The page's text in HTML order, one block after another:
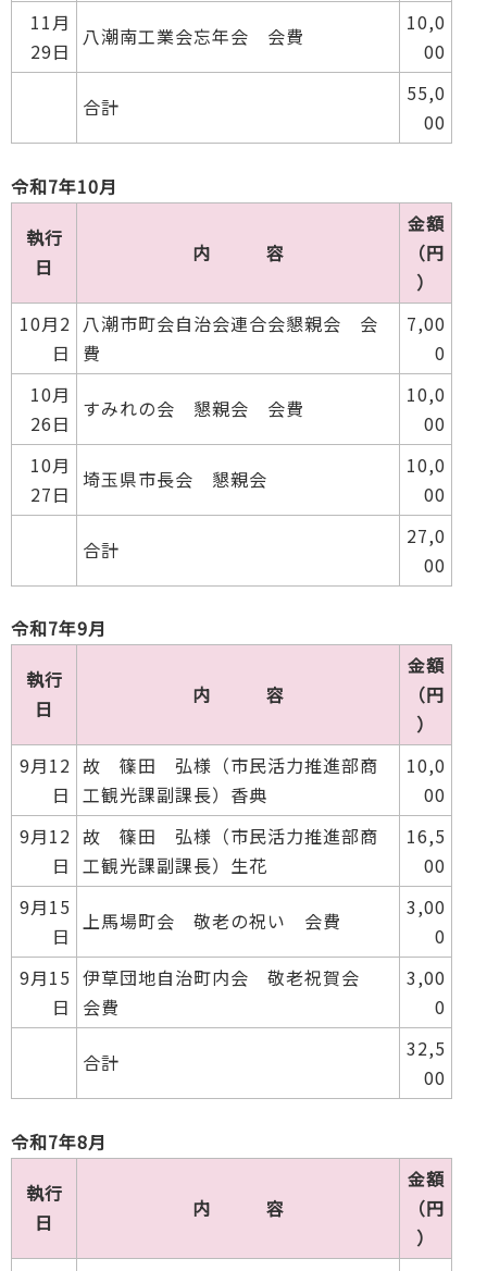
11月
29日
八潮南工業会忘年会 会費
10,0
00
合計
55,0
00
令和7年10月
執行
日
内 容
金額
（円
）
10月2
日
八潮市町会自治会連合会懇親会 会
費
7,00
0
10月
26日
すみれの会 懇親会 会費
10,0
00
10月
27日
埼玉県市長会 懇親会
10,0
00
合計
27,0
00
令和7年9月
執行
日
内 容
金額
（円
）
9月12
日
故 篠田 弘様（市民活力推進部商
工観光課副課長）香典
10,0
00
9月12
日
故 篠田 弘様（市民活力推進部商
工観光課副課長）生花
16,5
00
9月15
日
上馬場町会 敬老の祝い 会費
3,00
0
9月15
日
伊草団地自治町内会 敬老祝賀会
会費
3,00
0
合計
32,5
00
令和7年8月
執行
日
内 容
金額
（円
）